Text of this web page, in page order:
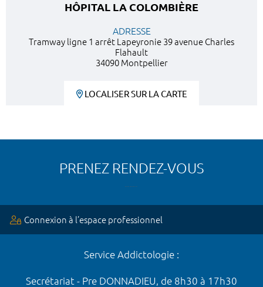
HÔPITAL LA COLOMBIÈRE
ADRESSE
Tramway ligne 1 arrêt Lapeyronie 39 avenue Charles
Flahault
34090 Montpellier
LOCALISER SUR LA CARTE
PRENEZ RENDEZ-VOUS
Connexion à l’espace professionnel
Service Addictologie :
Secrétariat - Pre DONNADIEU, de 8h30 à 17h30